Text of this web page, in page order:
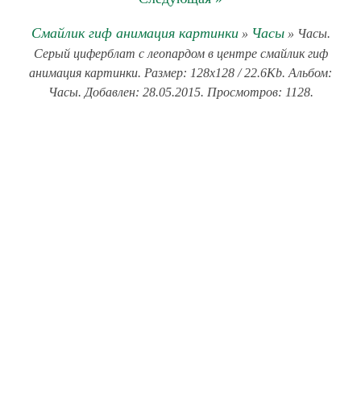
Смайлик гиф анимация картинки» Часы» Часы.
Серый циферблат с леопардом в центре смайлик гиф
анимация картинки. Размер: 128x128 / 22.6Kb. Альбом:
Часы. Добавлен: 28.05.2015. Просмотров: 1128.